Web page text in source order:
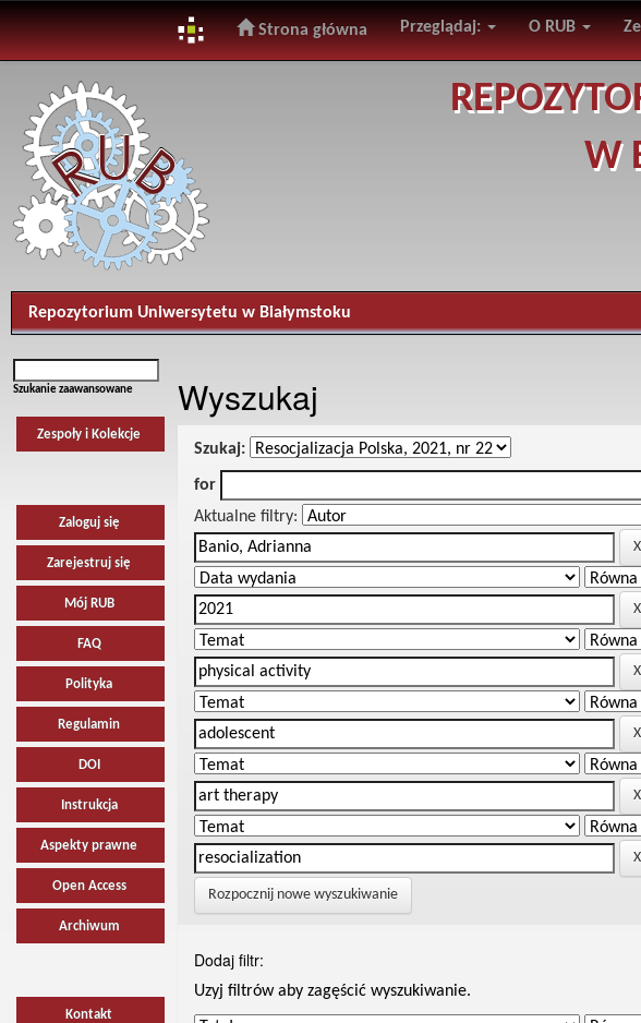
navigation
Strona główna Przeglądaj: O RUB
W
Repozytorium Uniwersytetu w Białymstoku
Szukanie zaawansowane
Zespoły i Kolekcje
Zaloguj się
Zarejestruj się
Mój RUB
FAQ
Polityka
Regulamin
DOI
Instrukcja
Aspekty prawne
Open Access
Archiwum
Kontakt
Wyszukaj
Szukaj:
for
Aktualne filtry:
Rozpocznij nowe wyszukiwanie
Dodaj filtr:
Uzyj filtrów aby zagęścić wyszukiwanie.